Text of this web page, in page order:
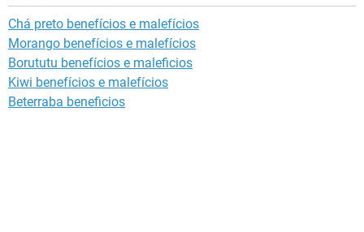
Chá preto benefícios e malefícios
Morango benefícios e malefícios
Borututu benefícios e maleficios
Kiwi benefícios e malefícios
Beterraba beneficios